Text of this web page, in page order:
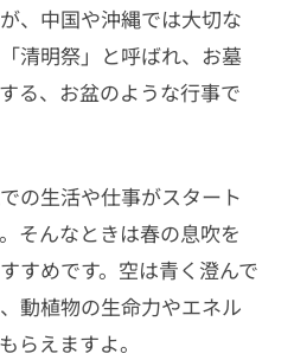
、中国や沖縄では大切な
清明祭」と呼ばれ、お墓
る、お盆のような行事で
の生活や仕事がスタート
そんなときは春の息吹を
すめです。空は青く澄んで
動植物の生命力やエネル
らえますよ。